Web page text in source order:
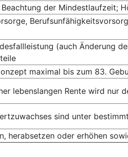
der Mindest­laufzeit;
(auch Änderung
maximal bis zum 83.
lebens­langen Rente wird nur
sind unter
herabsetzen oder erhöhen